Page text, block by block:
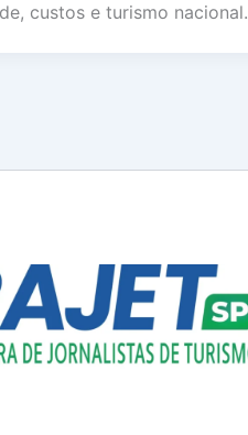
custos e turismo nacional.